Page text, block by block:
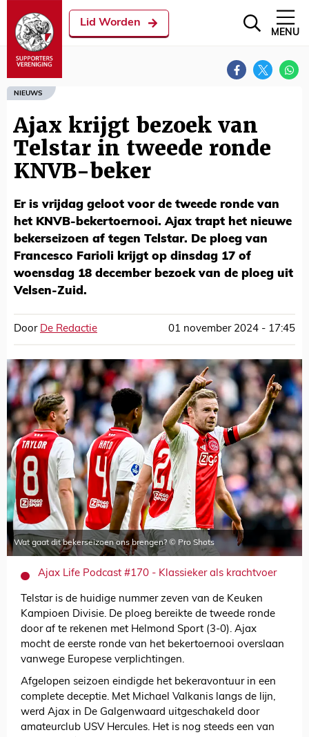
Lid Worden
MENU
NIEUWS
Ajax krijgt bezoek van
Telstar in tweede ronde
KNVB-beker
Er is vrijdag geloot voor de tweede ronde van
het KNVB-bekertoernooi. Ajax trapt het nieuwe
bekerseizoen af tegen Telstar. De ploeg van
Francesco Farioli krijgt op dinsdag 17 of
woensdag 18 december bezoek van de ploeg uit
Velsen-Zuid.
Door De Redactie 01 november 2024 - 17:45
Wat gaat dit bekerseizoen ons brengen? © Pro Shots
Ajax Life Podcast #170 - Klassieker als krachtvoer
Telstar is de huidige nummer zeven van de Keuken
Kampioen Divisie. De ploeg bereikte de tweede ronde
door af te rekenen met Helmond Sport (3-0). Ajax
mocht de eerste ronde van het bekertoernooi overslaan
vanwege Europese verplichtingen.
Afgelopen seizoen eindigde het bekeravontuur in een
complete deceptie. Met Michael Valkanis langs de lijn,
werd Ajax in De Galgenwaard uitgeschakeld door
amateurclub USV Hercules. Het is nog steeds een van